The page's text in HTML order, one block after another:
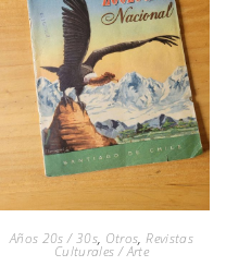
Años 20s / 30s, Otros,Revistas
Culturales / Arte